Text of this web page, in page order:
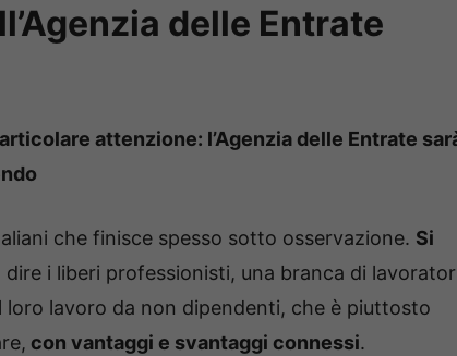
delle Entrate
attenzione: l’Agenzia delle Entrate
che finisce spesso sotto osservazione. Si
dire i liberi professionisti, una branca di
lavoro da non dipendenti, che è piuttosto
con vantaggi e svantaggi connessi.